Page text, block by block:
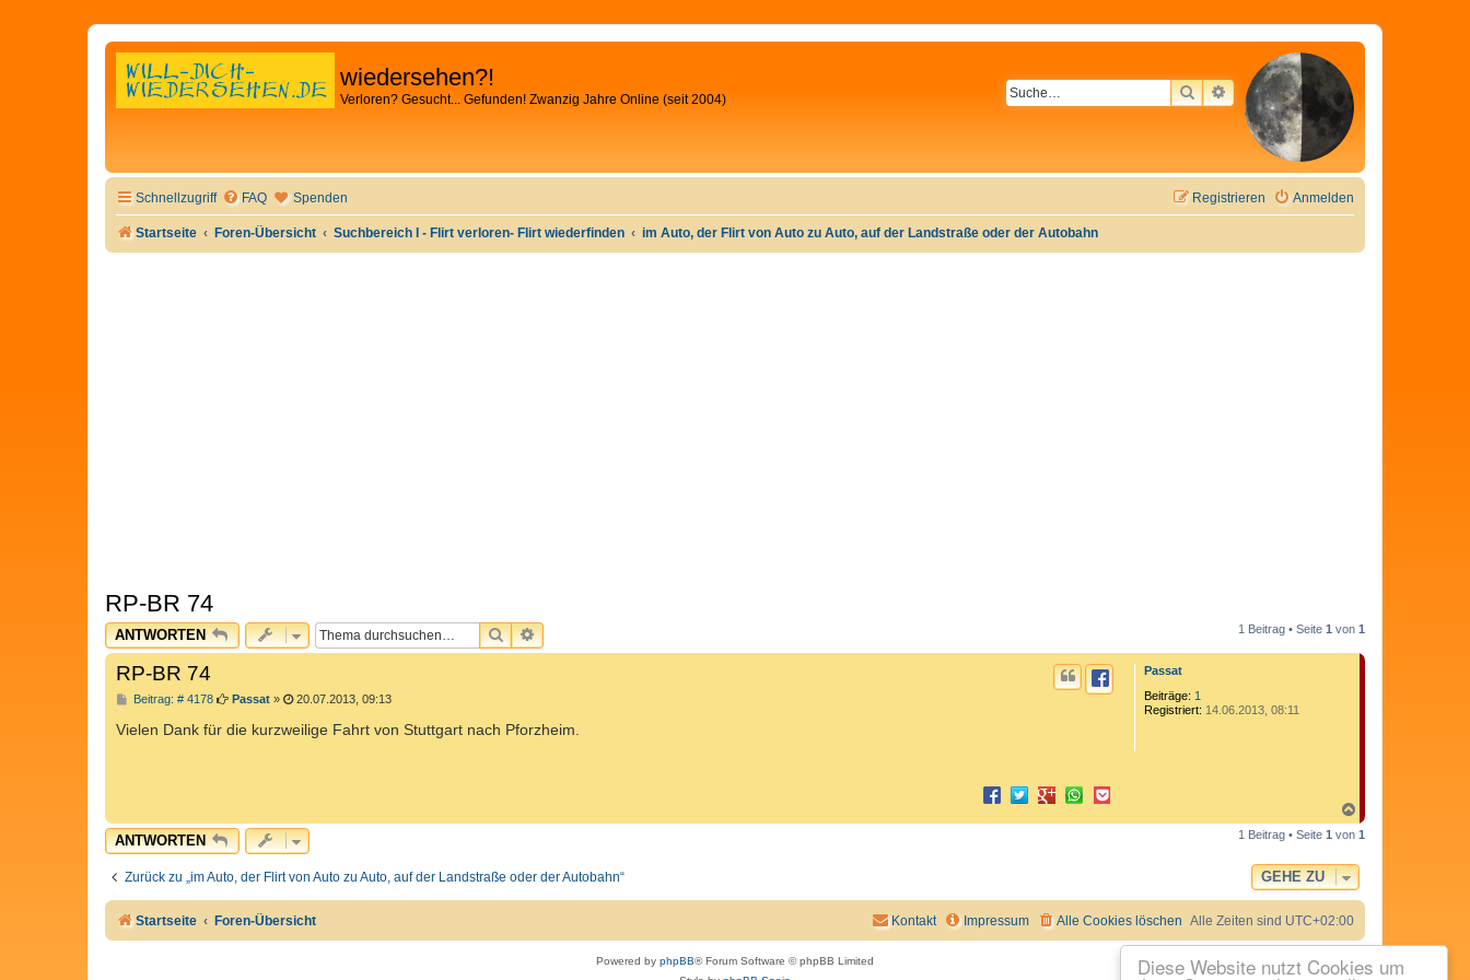
Diese Website nutzt Cookies um
wiedersehen?!
Verloren? Gesucht... Gefunden! Zwanzig Jahre Online (seit 2004) SUCHEERWEITERTE SUCHE
Schnellzugriff FAQ Spenden Anmelden
Registrieren
Startseite Foren-Übersicht Suchbereich I - Flirt verloren- Flirt wiederfinden im Auto, der Flirt von Auto zu Auto, auf der Landstraße oder der Autobahn
RP-BR 74
ANTWORTEN SUCHEERWEITERTE SUCHE 1 Beitrag • Seite 1 von 1
Passat
Beiträge: 1
Registriert: 14.06.2013, 08:11
RP-BR 74
Beitrag: # 4178B
i
Passat» 20.07.2013, 09:13
Vielen Dank für die kurzweilige Fahrt von Stuttgart nach Pforzheim.
a
c
o
b
e
ANTWORTEN 1 Beitrag • Seite 1 von 1
Zurück zu „im Auto, der Flirt von Auto zu Auto, auf der Landstraße oder der Autobahn“ GEHE ZU
Startseite Foren-Übersicht Alle Zeiten sind UTC+02:00
Alle Cookies löschen
Impressum
Kontakt
Powered by phpBB® Forum Software © phpBB Limited